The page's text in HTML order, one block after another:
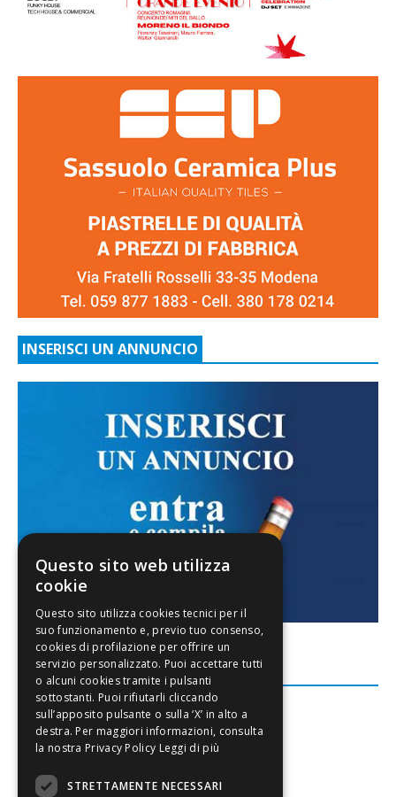
INSERISCI UN ANNUNCIO
FACEBOOK
Questo sito web utilizza
cookie
Leggi di più
STRETTAMENTE NECESSARI